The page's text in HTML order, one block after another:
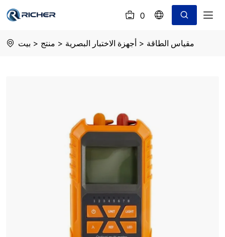
0
Y3 بيت > منتج > أجهزة الاختبار البصرية > مقياس الطاقة